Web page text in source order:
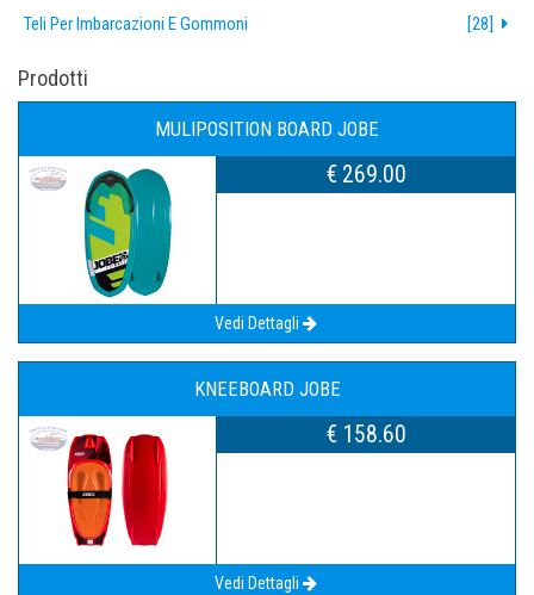
Teli Per Imbarcazioni E Gommoni
[28]
Prodotti
MULIPOSITION BOARD JOBE
€ 269.00
Vedi Dettagli
KNEEBOARD JOBE
€ 158.60
Vedi Dettagli